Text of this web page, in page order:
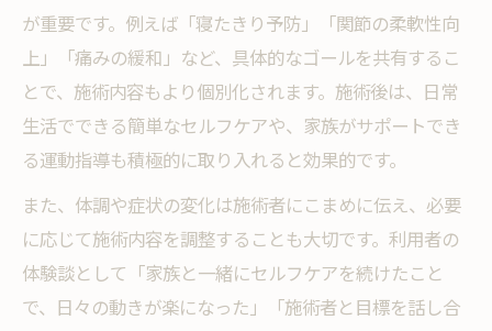
が重要です。例えば「寝たきり予防」「関節の柔軟性向
上」「痛みの緩和」など、具体的なゴールを共有するこ
とで、施術内容もより個別化されます。施術後は、日常
生活でできる簡単なセルフケアや、家族がサポートでき
る運動指導も積極的に取り入れると効果的です。
また、体調や症状の変化は施術者にこまめに伝え、必要
に応じて施術内容を調整することも大切です。利用者の
体験談として「家族と一緒にセルフケアを続けたこと
で、日々の動きが楽になった」「施術者と目標を話し合